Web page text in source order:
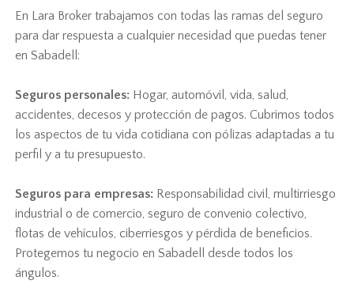
En Lara Broker trabajamos con todas las ramas del seguro
para dar respuesta a cualquier necesidad que puedas tener
en Sabadell:
Seguros personales: Hogar, automóvil, vida, salud,
accidentes, decesos y protección de pagos. Cubrimos todos
los aspectos de tu vida cotidiana con pólizas adaptadas a tu
perfil y a tu presupuesto.
Seguros para empresas: Responsabilidad civil, multirriesgo
industrial o de comercio, seguro de convenio colectivo,
flotas de vehículos, ciberriesgos y pérdida de beneficios.
Protegemos tu negocio en Sabadell desde todos los
ángulos.